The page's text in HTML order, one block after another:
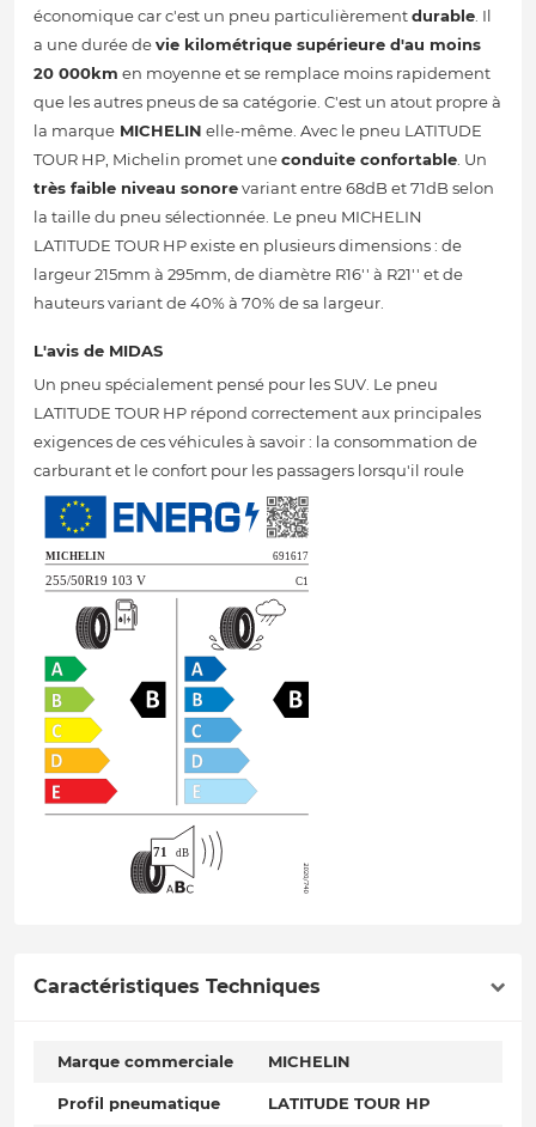
économique car c'est un pneu particulièrementdurable. Il
a une durée devie kilométrique supérieure d'au moins
20 000km en moyenne et se remplace moins rapidement
que les autres pneus de sa catégorie. C'est un atout propre à
la marque MICHELIN elle-même. Avec le pneu LATITUDE
TOUR HP, Michelin promet uneconduite confortable. Un
très faible niveau sonorevariant entre 68dB et 71dB selon
la taille du pneu sélectionnée. Le pneu MICHELIN
LATITUDE TOUR HP existe en plusieurs dimensions : de
largeur 215mm à 295mm, de diamètre R16'' à R21'' et de
hauteurs variant de 40% à 70% de sa largeur.
L'avis de MIDAS
Un pneu spécialement pensé pour les SUV. Le pneu
LATITUDE TOUR HP répond correctement aux principales
exigences de ces véhicules à savoir : la consommation de
carburant et le confort pour les passagers lorsqu'il roule
Caractéristiques Techniques
Marque commerciale MICHELIN
Profil pneumatique LATITUDE TOUR HP